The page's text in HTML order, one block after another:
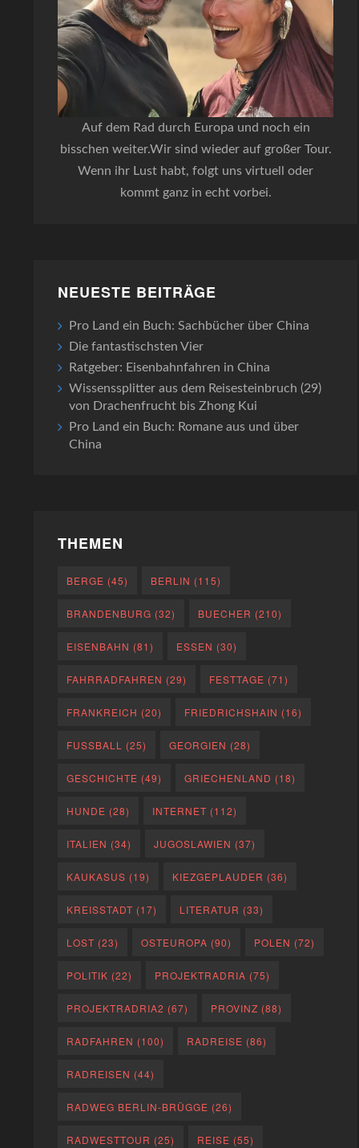
Auf dem Rad durch Europa und noch ein
bisschen weiter.Wir sind wieder auf großer Tour.
Wenn ihr Lust habt, folgt uns virtuell oder
kommt ganz in echt vorbei.
NEUESTE BEITRÄGE
Pro Land ein Buch: Sachbücher über China
Die fantastischsten Vier
Ratgeber: Eisenbahnfahren in China
Wissenssplitter aus dem Reisesteinbruch (29)
von Drachenfrucht bis Zhong Kui
Pro Land ein Buch: Romane aus und über
China
THEMEN
BERGE (45) BERLIN (115)
BRANDENBURG (32) BUECHER (210)
EISENBAHN (81) ESSEN (30)
FAHRRADFAHREN (29) FESTTAGE (71)
FRANKREICH (20) FRIEDRICHSHAIN (16)
FUSSBALL (25) GEORGIEN (28)
GESCHICHTE (49) GRIECHENLAND (18)
HUNDE (28) INTERNET (112)
ITALIEN (34) JUGOSLAWIEN (37)
KAUKASUS (19) KIEZGEPLAUDER (36)
KREISSTADT (17) LITERATUR (33)
LOST (23) OSTEUROPA (90) POLEN (72)
POLITIK (22) PROJEKTRADRIA (75)
PROJEKTRADRIA2 (67) PROVINZ (88)
RADFAHREN (100) RADREISE (86)
RADREISEN (44)
RADWEG BERLIN-BRÜGGE (26)
RADWESTTOUR (25) REISE (55)